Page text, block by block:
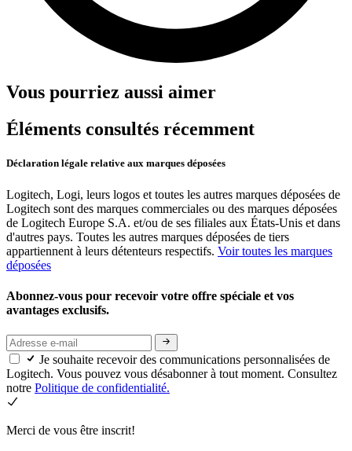
Vous pourriez aussi aimer
Éléments consultés récemment
Déclaration légale relative aux marques déposées
Logitech, Logi, leurs logos et toutes les autres marques déposées de
Logitech sont des marques commerciales ou des marques déposées
de Logitech Europe S.A. et/ou de ses filiales aux États-Unis et dans
d'autres pays. Toutes les autres marques déposées de tiers
appartiennent à leurs détenteurs respectifs. Voir toutes les marques
déposées
Abonnez-vous pour recevoir votre offre spéciale et vos
avantages exclusifs.
Je souhaite recevoir des communications personnalisées de
Logitech. Vous pouvez vous désabonner à tout moment. Consultez
notre Politique de confidentialité.
Merci de vous être inscrit!